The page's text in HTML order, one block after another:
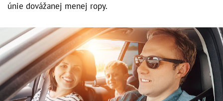
únie dovážanej menej ropy.